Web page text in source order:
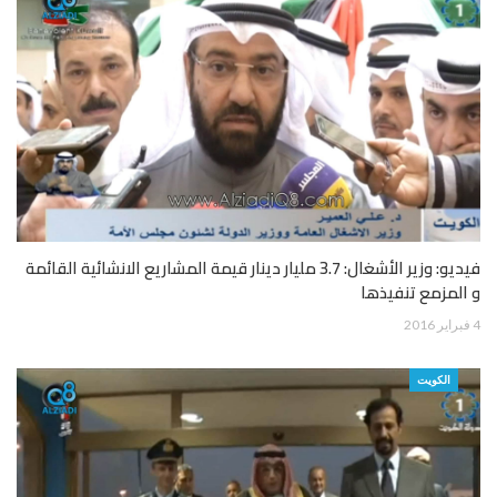
فيديو: وزير الأشغال: 3.7 مليار دينار قيمة المشاريع الانشائية القائمة
و المزمع تنفيذها
4 فبراير 2016
الكويت